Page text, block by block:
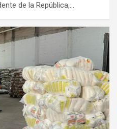
de la República,…